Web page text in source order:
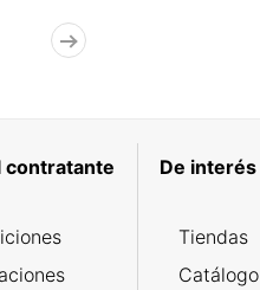
contratante De interés
Tiendas
Catálogo